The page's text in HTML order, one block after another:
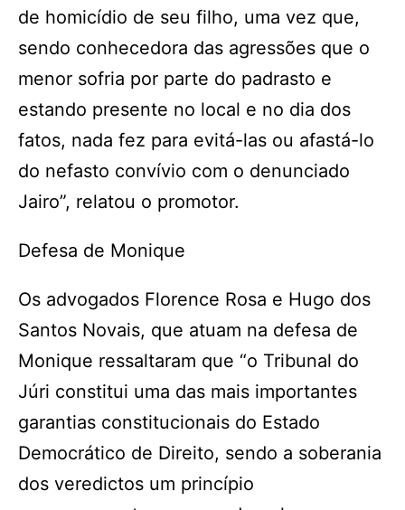
de homicídio de seu filho, uma vez que,
sendo conhecedora das agressões que o
menor sofria por parte do padrasto e
estando presente no local e no dia dos
fatos, nada fez para evitá-las ou afastá-lo
do nefasto convívio com o denunciado
Jairo”, relatou o promotor.
Defesa de Monique
Os advogados Florence Rosa e Hugo dos
Santos Novais, que atuam na defesa de
Monique ressaltaram que “o Tribunal do
Júri constitui uma das mais importantes
garantias constitucionais do Estado
Democrático de Direito, sendo a soberania
dos veredictos um princípio